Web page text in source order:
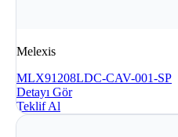
Melexis
MLX91208LDC-CAV-001-SP
Detayı Gör
Teklif Al